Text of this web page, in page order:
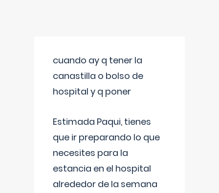
cuando ay q tener la
canastilla o bolso de
hospital y q poner
Estimada Paqui, tienes
que ir preparando lo que
necesites para la
estancia en el hospital
alrededor de la semana